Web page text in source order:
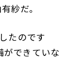
紗だ。
たのです
ができていな